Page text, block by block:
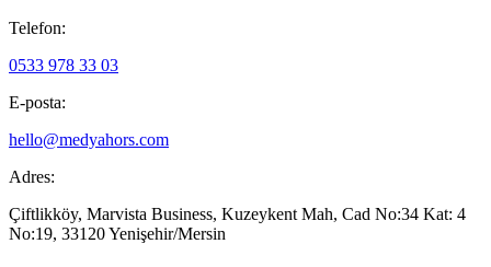
Telefon:
0533 978 33 03
E-posta:
hello@medyahors.com
Adres:
Çiftlikköy, Marvista Business, Kuzeykent Mah, Cad No:34 Kat: 4
No:19, 33120 Yenişehir/Mersin